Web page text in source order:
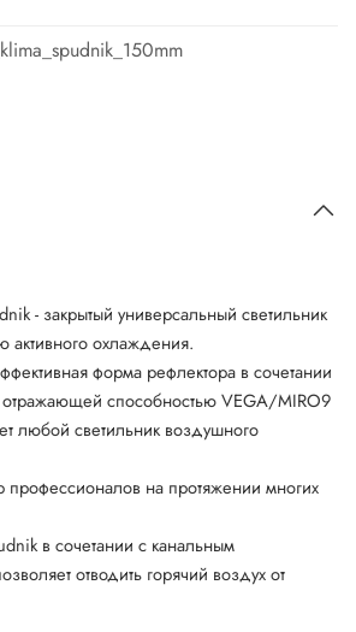
- закрытый универсальный светильник
активного охлаждения.
форма рефлектора в сочетании
отражающей способностью VEGA/MIRO9
любой светильник воздушного
профессионалов на протяжении многих
в сочетании с канальным
отводить горячий воздух от